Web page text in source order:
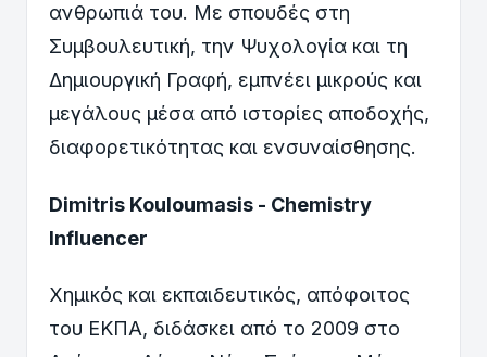
ανθρωπιά του. Με σπουδές στη
Συμβουλευτική, την Ψυχολογία και τη
Δημιουργική Γραφή, εμπνέει μικρούς και
μεγάλους μέσα από ιστορίες αποδοχής,
διαφορετικότητας και ενσυναίσθησης.
Dimitris Kouloumasis - Chemistry
Influencer
Χημικός και εκπαιδευτικός, απόφοιτος
του ΕΚΠΑ, διδάσκει από το 2009 στο